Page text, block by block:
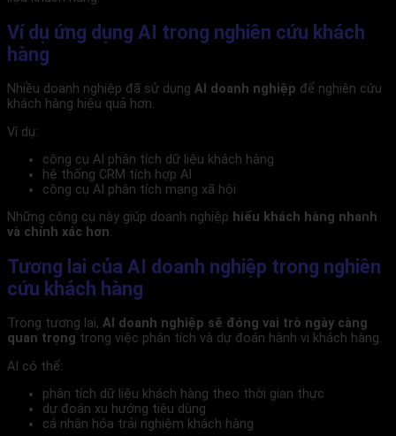
Ví dụ ứng dụng AI trong nghiên cứu khách
hàng
Nhiều doanh nghiệp đã sử dụng AI doanh nghiệp để nghiên cứu
khách hàng hiệu quả hơn.
Ví dụ:
công cụ AI phân tích dữ liệu khách hàng
hệ thống CRM tích hợp AI
công cụ AI phân tích mạng xã hội
Những công cụ này giúp doanh nghiệp hiểu khách hàng nhanh
và chính xác hơn.
Tương lai của AI doanh nghiệp trong nghiên
cứu khách hàng
Trong tương lai, AI doanh nghiệp sẽ đóng vai trò ngày càng
quan trọng trong việc phân tích và dự đoán hành vi khách hàng.
AI có thể:
phân tích dữ liệu khách hàng theo thời gian thực
dự đoán xu hướng tiêu dùng
cá nhân hóa trải nghiệm khách hàng